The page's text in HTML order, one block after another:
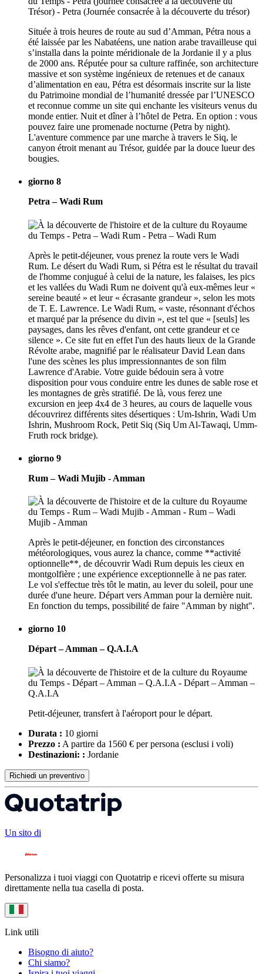
Située à trois heures de route au sud d’Amman, Pétra nous a
été laissée par les Nabatéens, une nation arabe travailleuse qui
s’installa dans la pointe méridionale de la Jordanie il y a plus
de 2000 ans. Réputée pour sa culture raffinée, son architecture
massive et son système ingénieux de retenues et de canaux
d’alimentation en eau, Pétra est désormais inscrite sur la liste
du Patrimoine mondial de l’humanité dressée par l’UNESCO
et reconnue comme un site qui enchante les visiteurs venus du
monde entier. Nuit et dîner à l’hôtel de Petra. En option : vous
pouvez faire une promenade nocturne (Petra by night).
L'aventure commence par une marche à travers le Siq, le
canyon étroit menant au Trésor, guidée par la douce lueur des
bougies.
giorno 8
Petra – Wadi Rum
Après le petit-déjeuner, vous prenez la route vers le Wadi
Rum. Le désert du Wadi Rum, si Pétra est le résultat du travail
de l'homme conjugué à celui de la nature, les falaises, les pics
et les vallées du Wadi Rum ne doivent qu'à eux-mêmes leur «
sereine beauté » et leur « écrasante grandeur », selon les mots
de T. E. Lawrence. Le Wadi Rum, « vaste, résonnant d'échos
et marqué par la présence du divin », est tel que « [seuls] les
paysages, dans les rêves d'enfant, ont cette grandeur et ce
silence ». Ce site fut en effet l'un des hauts lieux de la Grande
Révolte arabe, magnifié par le réalisateur David Lean dans
l'une des scènes les plus impressionnantes de son film
Lawrence d'Arabie. Votre guide bédouin sera à votre
disposition pour vous conduire entre les dunes de sable rose et
les montagnes de grès stratifié. De là, vous ferez une
excursion en jeep 4x4 de 3 heures, au cours de laquelle vous
découvrirez différents sites désertiques : Um-Ishrin, Wadi Um
Ishrin, Mushroom Rock, Petit Siq (Siq Um Al-Tawaqi, Umm-
Fruth rock bridge).
giorno 9
Rum – Wadi Mujib - Amman
Après le petit-déjeuner, en fonction des circonstances
météorologiques, vous aurez la chance, comme **activité
optionnelle**, de découvrir Wadi Rum depuis les cieux en
montgolfière ; une expérience exceptionnelle à ne pas rater.
Le vol s'effectue très tôt le matin, au lever du soleil, pour une
durée d'une heure. Départ vers Amman pour la dernière nuit.
En fonction du temps, possibilité de faire "Amman by night".
giorno 10
Départ – Amman – Q.A.I.A
Petit-déjeuner, transfert à l'aéroport pour le départ.
Durata : 10 giorni
Prezzo : A partire da 1560 € per persona (esclusi i voli)
Destinazioni: : Jordanie
Richiedi un preventivo
Un sito di
Personalizza i tuoi viaggi con Quotatrip e ricevi offerte su misura
direttamente nella tua casella di posta.
Link utili
Bisogno di aiuto?
Chi siamo?